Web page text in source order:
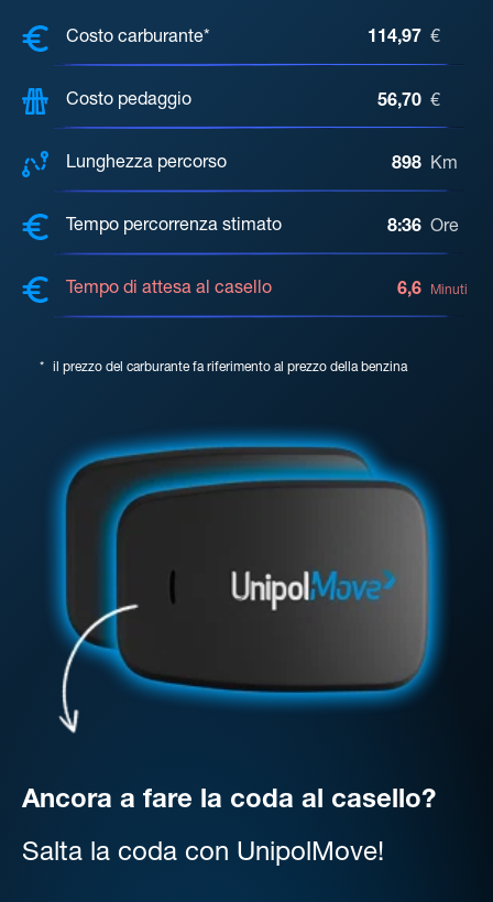
COSTI, DISTANZA, TEMPO DI
Costo carburante* 114,97 €
Costo pedaggio 56,70 €
Lunghezza percorso 898 Km
Tempo percorrenza stimato 8:36 Ore
Tempo di attesa al casello 6,6 Minuti
* il prezzo del carburante fa riferimento al prezzo della benzina
Ancora a fare la coda al casello?
Salta la coda con UnipolMove!